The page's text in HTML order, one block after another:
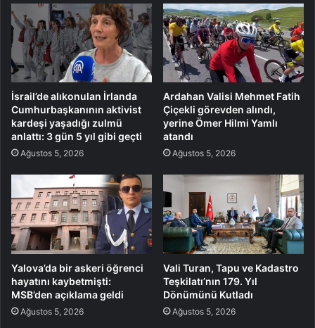
İsrail’de alıkonulan İrlanda
Cumhurbaşkanının aktivist
kardeşi yaşadığı zulmü
anlattı: 3 gün 5 yıl gibi geçti
Ağustos 5, 2026
Ardahan Valisi Mehmet Fatih
Çiçekli görevden alındı,
yerine Ömer Hilmi Yamlı
atandı
Ağustos 5, 2026
Yalova’da bir askeri öğrenci
hayatını kaybetmişti:
MSB’den açıklama geldi
Ağustos 5, 2026
Vali Turan, Tapu ve Kadastro
Teşkilatı’nın 179. Yıl
Dönümünü Kutladı
Ağustos 5, 2026